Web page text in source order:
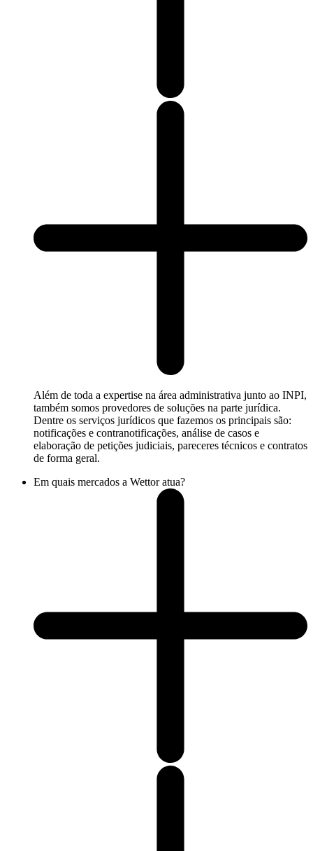
Além de toda a expertise na área administrativa junto ao INPI,
também somos provedores de soluções na parte jurídica.
Dentre os serviços jurídicos que fazemos os principais são:
notificações e contranotificações, análise de casos e
elaboração de petições judiciais, pareceres técnicos e contratos
de forma geral.
Em quais mercados a Wettor atua?